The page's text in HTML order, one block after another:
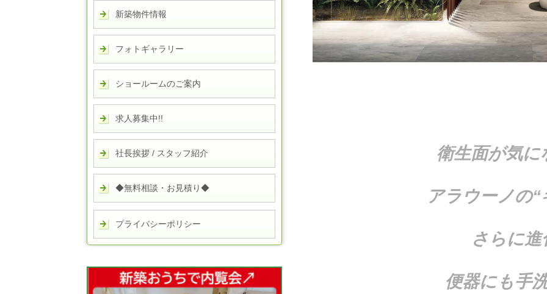
衛生面が気に
アラウーノの
さらに進
便器にも手
新築物件情報
フォトギャラリー
ショールームのご案内
求人募集中!!
社長挨拶 / スタッフ紹介
◆無料相談・お見積り◆
プライバシーポリシー